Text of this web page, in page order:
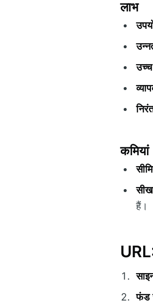
लाभ
उच्च
कमियां
हैं।
फंड